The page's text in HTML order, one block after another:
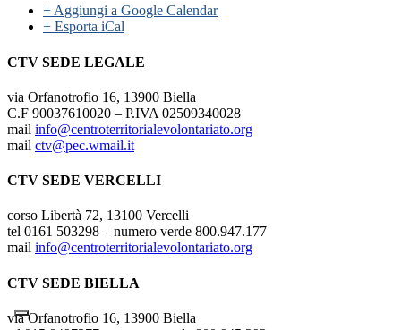
+ Aggiungi a Google Calendar
+ Esporta iCal
CTV SEDE LEGALE
via Orfanotrofio 16, 13900 Biella
C.F 90037610020 – P.IVA 02509340028
mail info@centroterritorialevolontariato.org
mail ctv@pec.wmail.it
CTV SEDE VERCELLI
corso Libertà 72, 13100 Vercelli
tel 0161 503298 – numero verde 800.947.177
mail info@centroterritorialevolontariato.org
CTV SEDE BIELLA
via Orfanotrofio 16, 13900 Biella